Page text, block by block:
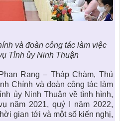
và đoàn công tác làm việc
Tỉnh ủy Ninh Thuận
Rang – Tháp Chàm, Thủ
Chính và đoàn công tác làm
ủy Ninh Thuận về tình hình,
năm 2021, quý I năm 2022,
gian tới và một số kiến nghị,